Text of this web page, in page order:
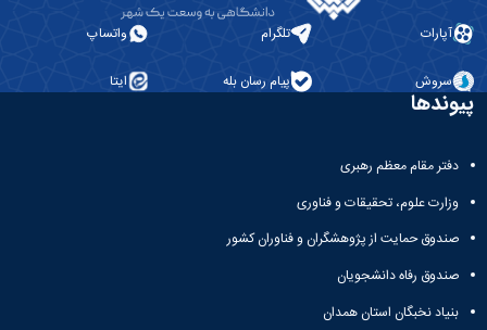
پشتیبانی
آموزشی
و
معاونت
دانشجویی
معاونت
پژوهش
و
فناوری
معاونت
علوم
هنر
و
دامپزشکی
علوم
پایه
اقتصادی
و
دانشکده
Now آپارات تلگرام واتساپ
سروش پیام رسان بله ایتا
پیوندها
دفتر مقام معظم رهبری
وزارت علوم، تحقیقات و فناوری
صندوق حمایت از پژوهشگران و فناوران کشور
صندوق رفاه دانشجویان
بنیاد نخبگان استان همدان